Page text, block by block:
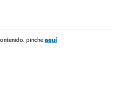
pinche aquí